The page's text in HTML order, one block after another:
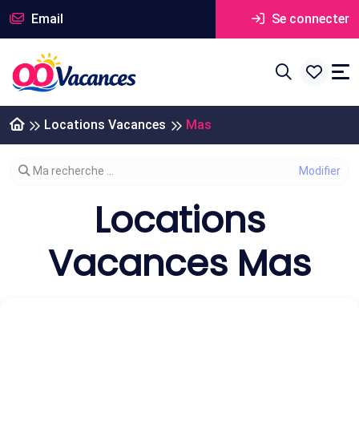
Email Se connecter
Locations Vacances Mas
Modifier votre recherche
Ma recherche ...
Locations
Vacances Mas